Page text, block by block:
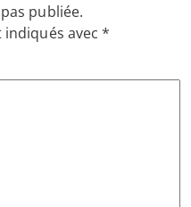
publiée.
indiqués avec*